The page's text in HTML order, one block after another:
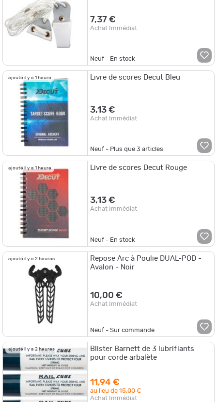
7,37 €
Achat Immédiat
Neuf - En stock
ajouté il y a 1 heure Livre de scores Decut Bleu
3,13 €
Achat Immédiat
Neuf - Plus que3 articles
ajouté il y a 1 heure Livre de scores Decut Rouge
3,13 €
Achat Immédiat
Neuf - En stock
ajouté il y a 2 heures
Repose Arc à Poulie DUAL-POD -
Avalon - Noir
10,00 €
Achat Immédiat
Neuf - Sur commande
ajouté il y a 2 heures
Blister Barnett de 3 lubrifiants
pour corde arbalète
11,94 €
au lieu de15,00 €
Achat Immédiat